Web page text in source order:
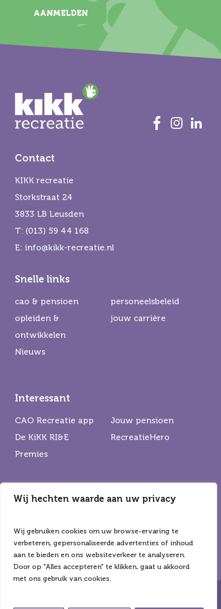
Wij hechten waarde aan uw privacy
Wij gebruiken cookies om uw browse-ervaring te
verbeteren, gepersonaliseerde advertenties of inhoud
aan te bieden en ons websiteverkeer te analyseren.
Door op "Alles accepteren" te klikken, gaat u akkoord
met ons gebruik van cookies.
AANMELDEN
Contact
KIKK recreatie
Storkstraat 24
3833 LB Leusden
T: (013) 59 44 168
E: info@kikk-recreatie.nl
Snelle links
cao & pensioen
personeelsbeleid
opleiden &
ontwikkelen
jouw carrière
Nieuws
Interessant
CAO Recreatie app
Jouw pensioen
De KiKK RI&E
RecreatieHero
Premies
Partners
CNV